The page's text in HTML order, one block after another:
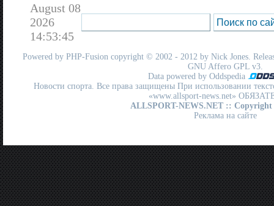
August 08
2026
14:53:45
Powered by PHP-Fusion copyright © 2002 - 2012 by Nick Jones.
GNU Affero GPL v3.
Data powered by Oddspedia
Новости спорта. Все права защищены При использовании
«www.allsport-news.net»
ALLSPORT-NEWS.NET :: Copyright
Реклама на сайте